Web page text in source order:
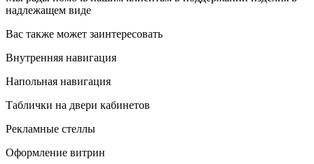
надлежащем виде
Вас также может заинтересовать
Внутренняя навигация
Напольная навигация
Таблички на двери кабинетов
Рекламные стеллы
Оформление витрин